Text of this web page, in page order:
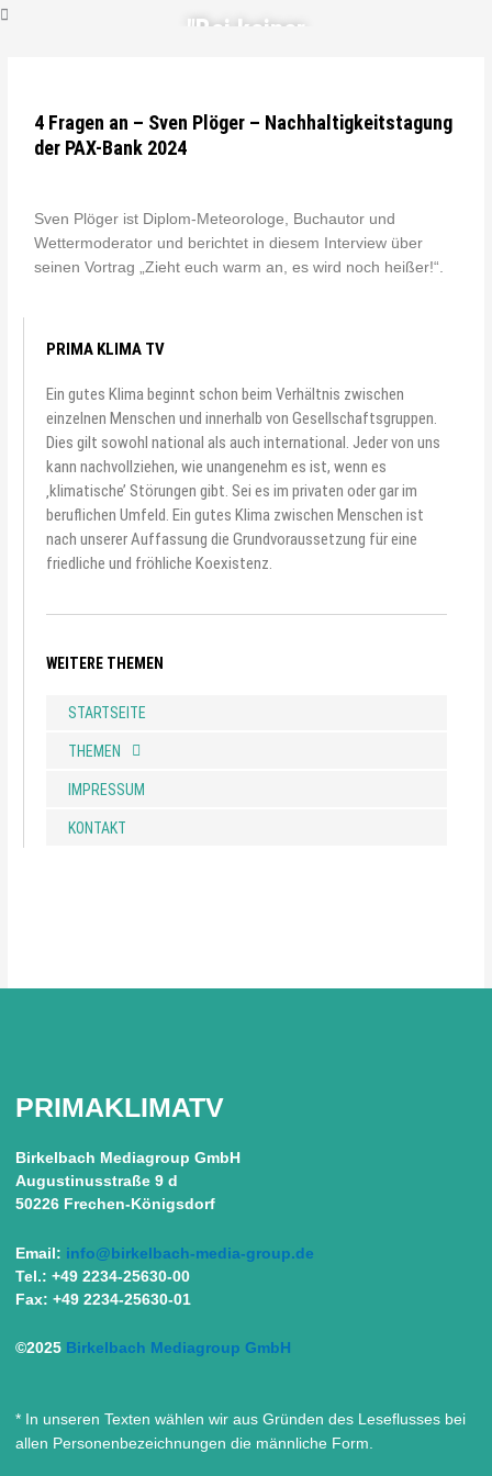
"Bei keiner
ist das Nützliche
innig verbunden,
wie beim Fahrrad."
4 Fragen an – Sven Plöger – Nachhaltigkeitstagung
der PAX-Bank 2024
Sven Plöger ist Diplom-Meteorologe, Buchautor und
Wettermoderator und berichtet in diesem Interview über
seinen Vortrag „Zieht euch warm an, es wird noch heißer!“.
PRIMA KLIMA TV
Ein gutes Klima beginnt schon beim Verhältnis zwischen
einzelnen Menschen und innerhalb von Gesellschaftsgruppen.
Dies gilt sowohl national als auch international. Jeder von uns
kann nachvollziehen, wie unangenehm es ist, wenn es
‚klimatische’ Störungen gibt. Sei es im privaten oder gar im
beruflichen Umfeld. Ein gutes Klima zwischen Menschen ist
nach unserer Auffassung die Grundvoraussetzung für eine
friedliche und fröhliche Koexistenz.
WEITERE THEMEN
STARTSEITE
THEMEN
IMPRESSUM
KONTAKT
PRIMAKLIMATV
Birkelbach Mediagroup GmbH
Augustinusstraße 9 d
50226 Frechen-Königsdorf
Email: info@birkelbach-media-group.de
Tel.: +49 2234-25630-00
Fax: +49 2234-25630-01
©2025 Birkelbach Mediagroup GmbH
* In unseren Texten wählen wir aus Gründen des Leseflusses bei
allen Personenbezeichnungen die männliche Form.